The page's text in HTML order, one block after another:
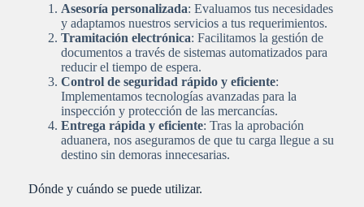
Asesoría personalizada: Evaluamos tus necesidades
y adaptamos nuestros servicios a tus requerimientos.
Tramitación electrónica: Facilitamos la gestión de
documentos a través de sistemas automatizados para
reducir el tiempo de espera.
Control de seguridad rápido y eficiente:
Implementamos tecnologías avanzadas para la
inspección y protección de las mercancías.
Entrega rápida y eficiente: Tras la aprobación
aduanera, nos aseguramos de que tu carga llegue a su
destino sin demoras innecesarias.
Dónde y cuándo se puede utilizar.